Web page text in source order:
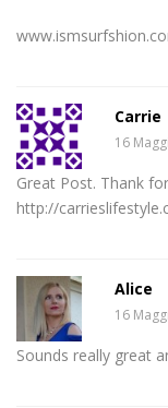
Carrie
16
Great Post. Thank
http://
Alice
16
Sounds really great